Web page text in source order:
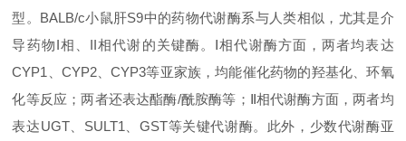
型。BALB/c小鼠肝S9中的药物代谢酶系与人类相似，尤其是介
导药物I相、II相代谢的关键酶。Ⅰ相代谢酶方面，两者均表达
CYP1、CYP2、CYP3等亚家族，均能催化药物的羟基化、环氧
化等反应；两者还表达酯酶/酰胺酶等；Ⅱ相代谢酶方面，两者均
表达UGT、SULT1、GST等关键代谢酶。此外，少数代谢酶亚